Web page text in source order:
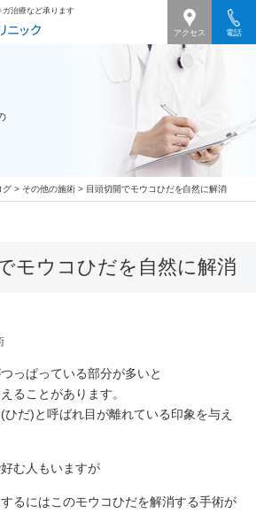
治療など承ります
アクセス 電話
グ> その他の施術> 目頭切開でモウコひだを自然に解消
モウコひだを自然に解消
っぱっている部分が多いと
ることがあります。
だ)と呼ばれ目が離れている印象を与え
む人もいますが
るにはこのモウコひだを解消する手術が